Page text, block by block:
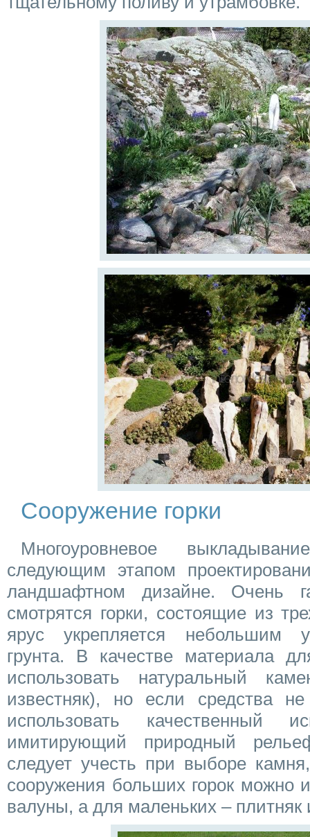
Сооружение горки
Многоуровневое
следующим этапом
ландшафтном дизайне. Очень
смотрятся горки, состоящие из
ярус укрепляется небольшим
грунта. В качестве материала
использовать натуральный
известняк), но если средства
использовать качественный
имитирующий природный
следует учесть при выборе
сооружения больших горок можно
валуны, а для маленьких –